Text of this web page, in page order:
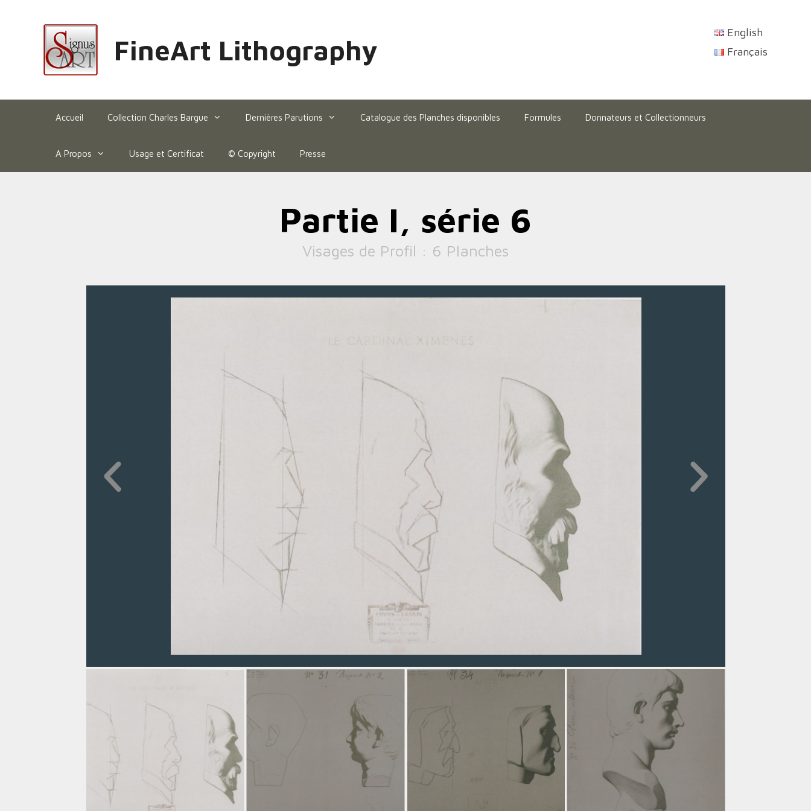
English
Français
FineArt Lithography
Accueil Collection Charles Bargue Dernières Parutions Catalogue des Planches disponibles Formules Donnateurs et Collectionneurs
A Propos Usage et Certificat © Copyright Presse
Partie I, série 6
Visages de Profil : 6 Planches